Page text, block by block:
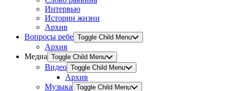
Интервью
Истории жизни
Архив
Вопросы ребе Toggle Child Menu
Архив
Медиа Toggle Child Menu
Видео Toggle Child Menu
Архив
Музыка Toggle Child Menu